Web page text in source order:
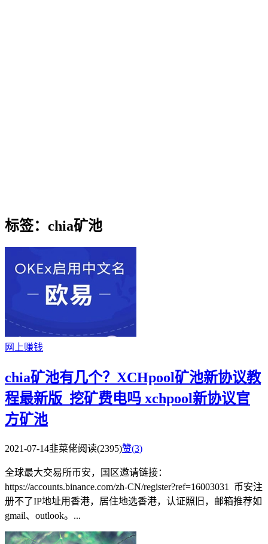
标签：chia矿池
网上赚钱
chia矿池有几个？XCHpool矿池新协议教
程最新版_挖矿费电吗 xchpool新协议官
方矿池
2021-07-14韭菜佬阅读(2395)赞(3)
全球最大交易所币安，国区邀请链接：
https://accounts.binance.com/zh-CN/register?ref=16003031 币安注
册不了IP地址用香港，居住地选香港，认证照旧，邮箱推荐如
gmail、outlook。...